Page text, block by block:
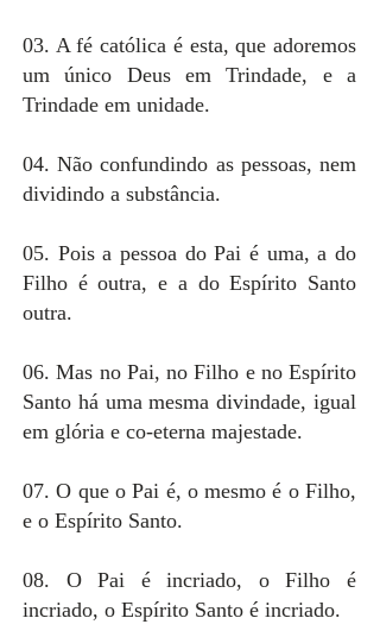
03. A fé católica é esta, que adoremos
um único Deus em Trindade, e a
Trindade em unidade.
04. Não confundindo as pessoas, nem
dividindo a substância.
05. Pois a pessoa do Pai é uma, a do
Filho é outra, e a do Espírito Santo
outra.
06. Mas no Pai, no Filho e no Espírito
Santo há uma mesma divindade, igual
em glória e co-eterna majestade.
07. O que o Pai é, o mesmo é o Filho,
e o Espírito Santo.
08. O Pai é incriado, o Filho é
incriado, o Espírito Santo é incriado.